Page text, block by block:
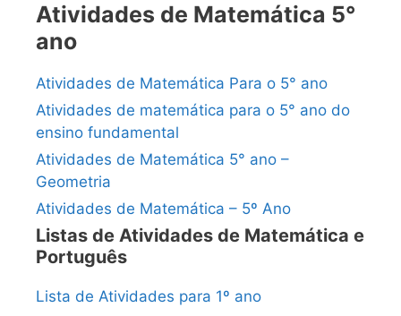
Atividades de Matemática 5°
ano
Atividades de Matemática Para o 5° ano
Atividades de matemática para o 5° ano do
ensino fundamental
Atividades de Matemática 5° ano –
Geometria
Atividades de Matemática – 5º Ano
Listas de Atividades de Matemática e
Português
Lista de Atividades para 1º ano